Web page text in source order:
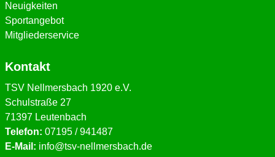
Neuigkeiten
Sportangebot
Mitgliederservice
Kontakt
TSV Nellmersbach 1920 e.V.
Schulstraße 27
71397 Leutenbach
Telefon: 07195 / 941487
E-Mail: info@tsv-nellmersbach.de